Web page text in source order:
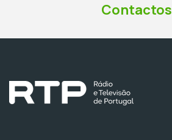
Contactos